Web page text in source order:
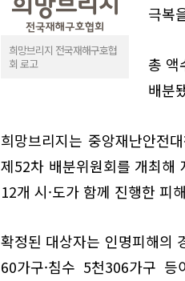
희망브리지 전국재해구호협
회 로고
극복
총 액
배분
희망브리지는 중앙재난안전
제52차 배분위원회를 개최해
12개 시·도가 함께 진행한 피
확정된 대상자는 인명피해의
60가구·침수 5천306가구 등